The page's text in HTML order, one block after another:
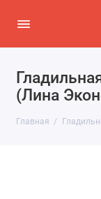
(Лина
Главная